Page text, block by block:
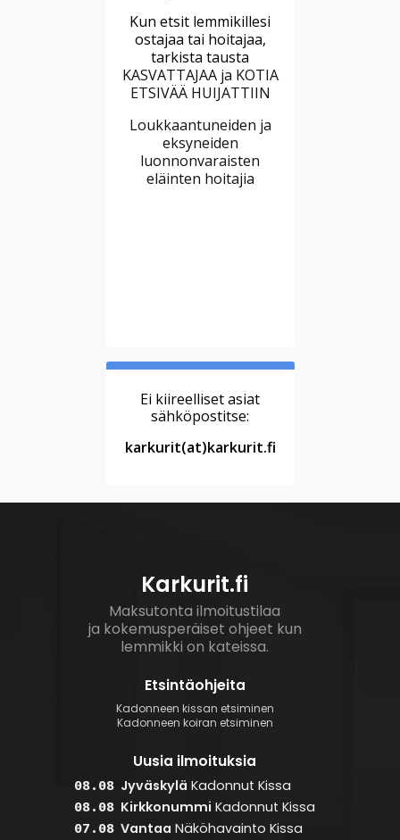
Kun etsit lemmikillesi
ostajaa tai hoitajaa,
tarkista tausta
KASVATTAJAA ja KOTIA
ETSIVÄÄ HUIJATTIIN
Loukkaantuneiden ja
eksyneiden
luonnonvaraisten
eläinten hoitajia
Ei kiireelliset asiat
sähköpostitse:
karkurit(at)karkurit.fi
Karkurit.fi
Maksutonta ilmoitustilaa
ja kokemusperäiset ohjeet kun
lemmikki on kateissa.
Etsintäohjeita
Kadonneen kissan etsiminen
Kadonneen koiran etsiminen
Uusia ilmoituksia
08.08 Jyväskylä Kadonnut Kissa
08.08 Kirkkonummi Kadonnut Kissa
07.08 Vantaa Näköhavainto Kissa